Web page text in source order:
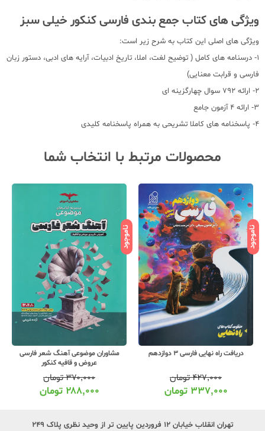
ویژگی های کتاب جمع بندی فارسی کنکور خیلی سبز
ویژگی های اصلی این کتاب به شرح زیر است:
1- درسنامه های کامل ( توضیح لغت، املا، تاریخ ادبیات، آرایه های ادبی، دستور زبان
فارسی و قرابت معنایی)
2- ارائه 792 سوال چهارگزینه ای
3- ارائه 4 آزمون جامع
4- پاسخنامه های کاملا تشریحی به همراه پاسخنامه کلیدی
محصولات مرتبط با انتخاب شما
ناموجود
دریافت راه نهایی فارسی 3 دوازدهم
۴۲۷,۰۰۰تومان
۳۳۷,۰۰۰ تومان
ناموجود
مشاوران موضوعی آهنگ شعر فارسی
عروض و قافیه کنکور
۳۷۰,۰۰۰تومان
۲۸۸,۰۰۰ تومان
تهران انقلاب خیابان ۱۲ فروردین پایین تر از وحید نظری پلاک ۲۴۹